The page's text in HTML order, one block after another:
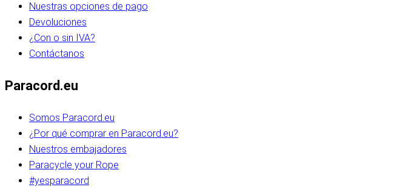
Nuestras opciones de pago
Devoluciones
¿Con o sin IVA?
Contáctanos
Paracord.eu
Somos Paracord.eu
¿Por qué comprar en Paracord.eu?
Nuestros embajadores
Paracycle your Rope
#yesparacord